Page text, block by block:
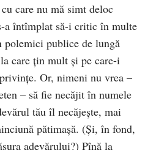
care nu mă simt deloc
a întîmplat să-i critic în multe
polemici publice de lungă
care țin mult și pe care-i
Or, nimeni nu vrea –
– să fie necăjit în numele
tău îl necăjește, mai
pătimașă. (Și, în fond,
adevărului?) Pînă la